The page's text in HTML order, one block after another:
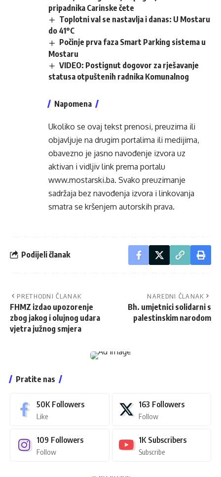
pripadnika Carinske čete
Toplotni val se nastavlja i danas: U Mostaru
do 41°C
Počinje prva faza Smart Parking sistema u
Mostaru
VIDEO: Postignut dogovor za rješavanje
statusa otpuštenih radnika Komunalnog
Napomena
Ukoliko se ovaj tekst prenosi, preuzima ili
objavljuje na drugim portalima ili medijima,
obavezno je jasno navođenje izvora uz
aktivan i vidljiv link prema portalu
www.mostarski.ba. Svako preuzimanje
sadržaja bez navođenja izvora i linkovanja
smatra se kršenjem autorskih prava.
Podijeli članak
PRETHODNI ČLANAK
FHMZ izdao upozorenje
zbog jakog i olujnog udara
vjetra južnog smjera
NAREDNI ČLANAK
Bh. umjetnici solidarni s
palestinskim narodom
Pratite nas
50K Followers
Like
163 Followers
Follow
109 Followers
Follow
1K Subscribers
Subscribe